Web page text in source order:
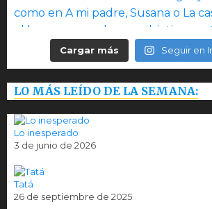
Cargar más Seguir en
LO MÁS LEÍDO DE LA SEMANA:
Lo inesperado
3 de junio de 2026
Tatá
26 de septiembre de 2025